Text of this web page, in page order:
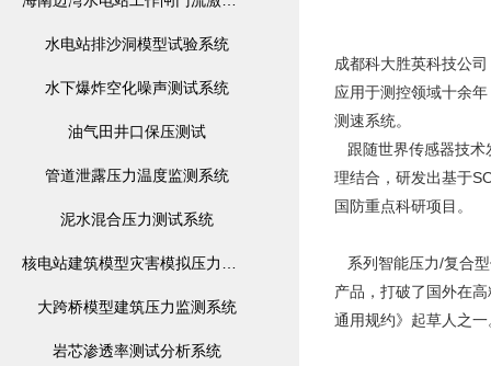
水电站排沙洞模型试验系统
水下爆炸空化噪声测试系统
油气田井口保压测试
管道泄露压力温度监测系统
泥水混合压力测试系统
大跨桥模型建筑压力监测系统
岩芯渗透率测试分析系统
成都科大胜英科技公
应用于测控领域十余
测速系统。
跟随世界传感器技术
理结合，研发出基于
国防重点科研项目。
系列智能压力/复合
产品，打破了国外在
通用规约》起草人之一